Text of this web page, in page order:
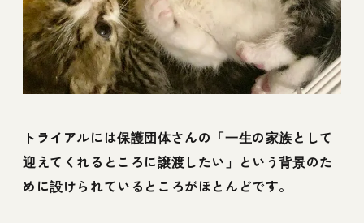
トライアルには保護団体さんの「一生の家族として
迎えてくれるところに譲渡したい」という背景のた
めに設けられているところがほとんどです。